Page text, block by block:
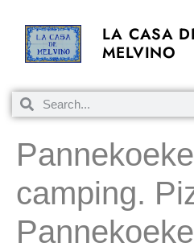
LA CASA
MELVINO
camping.